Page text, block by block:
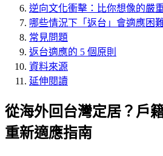
逆向文化衝擊：比你想像的嚴
哪些情況下「返台」會適應困
常見問題
返台適應的 5 個原則
資料來源
延伸閱讀
從海外回台灣定居？戶
重新適應指南